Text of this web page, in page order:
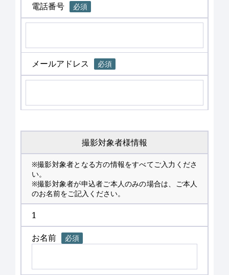
電話番号 必須
メールアドレス 必須
撮影対象者様情報
※撮影対象者となる方の情報をすべてご入力くださ
い。
※撮影対象者が申込者ご本人のみの場合は、ご本人
のお名前をご記入ください。
1
お名前
必須